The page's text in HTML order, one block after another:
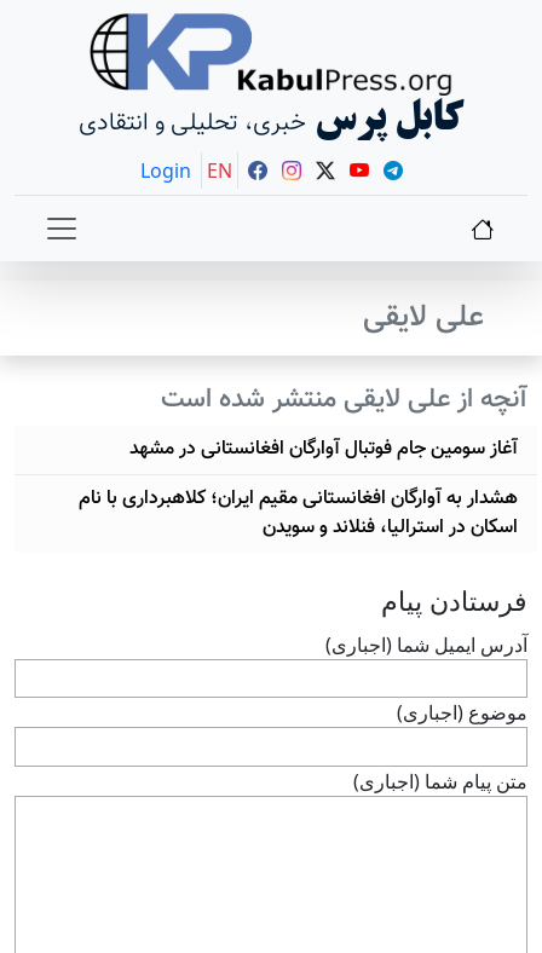
کابل پرس خبری، تحلیلی و انتقادی
Login EN
علی لایقی
آنچه از علی لایقی منتشر شده است
آغاز سومین جام فوتبال آوارگان افغانستانی در مشهد
هشدار به آوارگان افغانستانی مقیم ایران؛ کلاهبرداری با نام
اسکان در استرالیا، فنلاند و سویدن
فرستادن پيام
آدرس ايميل شما (اجباری)
موضوع (اجباری)
متن پيام شما (اجباری)